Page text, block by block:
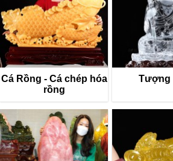
Cá Rồng - Cá chép hóa
rồng
Tượng